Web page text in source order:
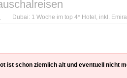
Dubai: 1 Woche im top 4* Hotel, inkl.
ist schon ziemlich alt und eventuell nicht